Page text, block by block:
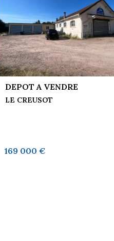
DEPOT A VENDRE
LE CREUSOT
169 000 €